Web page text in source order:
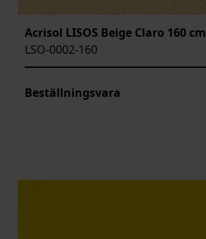
Acrisol LISOS Beige Claro 160 cm
LSO-0002-160
Beställningsvara